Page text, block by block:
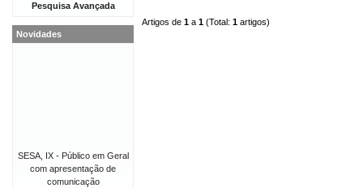
Artigos de 1 a 1 (Total: 1 artigos)
Pesquisa Avançada
Novidades
SESA, IX - Público em Geral
com apresentação de
comunicação